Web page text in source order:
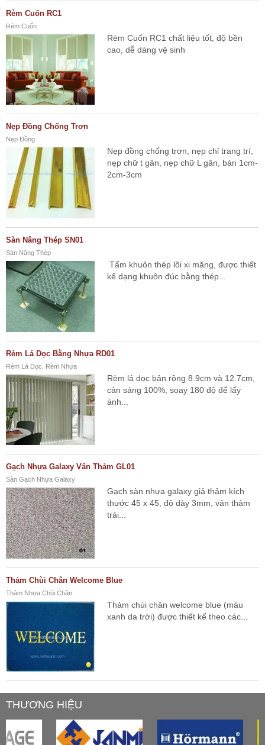
Rèm Cuốn RC1
Rèm Cuốn
Rèm Cuốn RC1 chất liệu tốt, độ bền
cao, dễ dàng vệ sinh
Nẹp Đồng Chống Trơn
Nẹp Đồng
Nẹp đồng chống trơn, nẹp chỉ trang trí,
nẹp chữ t gân, nẹp chữ L gân, bản 1cm-
2cm-3cm
Sàn Nâng Thép SN01
Sàn Nâng Thép
Tấm khuôn thép lõi xi măng, được thiết
kế dạng khuôn đúc bằng thép...
Rèm Lá Dọc Bằng Nhựa RD01
Rèm Lá Dọc, Rèm Nhựa
Rèm lá dọc bản rộng 8.9cm và 12.7cm,
cản sáng 100%, soay 180 độ để lấy
ánh...
Gạch Nhựa Galaxy Vân Thảm GL01
Sàn Gạch Nhựa Galaxy
Gạch sàn nhựa galaxy giả thảm kích
thước 45 x 45, độ dày 3mm, vân thảm
trải...
Thảm Chùi Chân Welcome Blue
Thảm Nhựa Chùi Chân
Thảm chùi chân welcome blue (màu
xanh da trời) được thiết kế theo các...
THƯƠNG HIỆU